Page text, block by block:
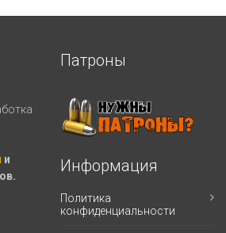
и
Патроны
Информация
Политика
конфиденциальности